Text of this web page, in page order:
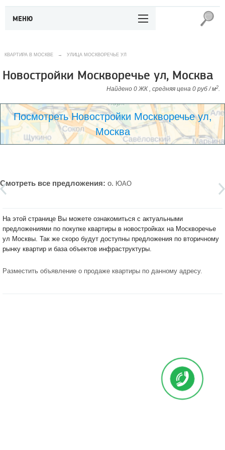
МЕНЮ
КВАРТИРА В МОСКВЕ → УЛИЦА МОСКВОРЕЧЬЕ УЛ
Новостройки Москворечье ул, Москва
Найдено 0 ЖК , средняя цена 0 руб / м2.
Посмотреть Новостройки Москворечье ул,
Москва
Смотреть все предложения: о. ЮАО
На этой странице Вы можете ознакомиться с актуальными
предложениями по покупке квартиры в новостройках на Москворечье
ул Москвы. Так же скоро будут доступны предложения по вторичному
рынку квартир и база объектов инфраструктуры.
Разместить объявление о продаже квартиры по данному адресу.